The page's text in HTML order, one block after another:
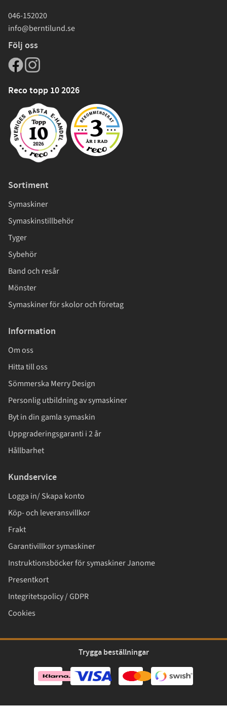
046-152020
info@berntilund.se
Följ oss
Reco topp 10 2026
Sortiment
Symaskiner
Symaskinstillbehör
Tyger
Sybehör
Band och resår
Mönster
Symaskiner för skolor och företag
Information
Om oss
Hitta till oss
Sömmerska Merry Design
Personlig utbildning av symaskiner
Byt in din gamla symaskin
Uppgraderingsgaranti i 2 år
Hållbarhet
Kundservice
Logga in/ Skapa konto
Köp- och leveransvillkor
Frakt
Garantivillkor symaskiner
Instruktionsböcker för symaskiner Janome
Presentkort
Integritetspolicy / GDPR
Cookies
Trygga beställningar